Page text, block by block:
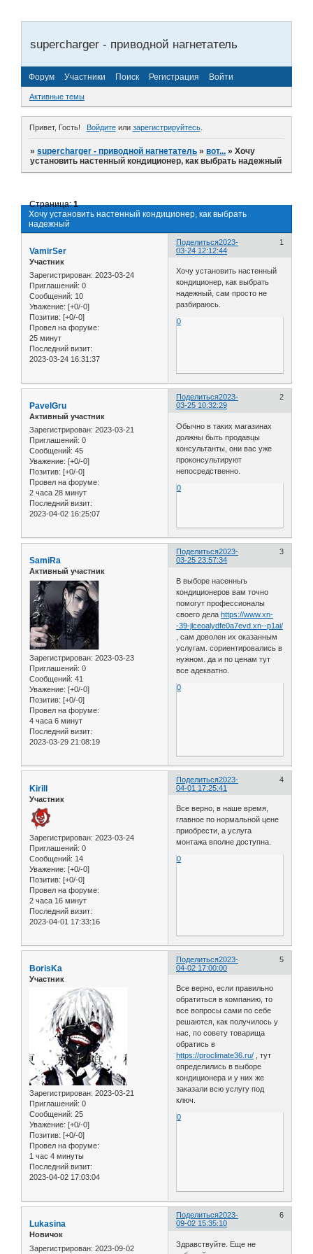
supercharger - приводной нагнетатель
Форум Участники Поиск Регистрация Войти
Активные темы
Привет, Гость! Войдитеили зарегистрируйтесь.
»supercharger - приводной нагнетатель »вот... »Хочу
установить настенный кондиционер, как выбрать надежный
Хочу установить настенный кондиционер, как выбрать
надежный
Страница:1
Поделиться 1
2023-
03-24 12:12:44
VamirSer
Участник
Зарегистрирован: 2023-03-24
Приглашений: 0
Сообщений: 10
Уважение: [+0/-0]
Позитив: [+0/-0]
Провел на форуме:
25 минут
Последний визит:
2023-03-24 16:31:37
Хочу установить настенный
кондиционер, как выбрать
надежный, сам просто не
разбираюсь.
0
Поделиться 2
2023-
03-25 10:32:29
PavelGru
Активный участник
Зарегистрирован: 2023-03-21
Приглашений: 0
Сообщений: 45
Уважение: [+0/-0]
Позитив: [+0/-0]
Провел на форуме:
2 часа 28 минут
Последний визит:
2023-04-02 16:25:07
Обычно в таких магазинах
должны быть продавцы
консультанты, они вас уже
проконсультируют
непосредственно.
0
Поделиться 3
2023-
03-25 23:57:34
SamiRa
Активный участник
Зарегистрирован: 2023-03-23
Приглашений: 0
Сообщений: 41
Уважение: [+0/-0]
Позитив: [+0/-0]
Провел на форуме:
4 часа 6 минут
Последний визит:
2023-03-29 21:08:19
В выборе насенныъ
кондиционеров вам точно
помогут профессионалы
своего делаhttps://www.xn-
-39-jlceoalydfe0a7evd.xn--p1ai/
, сам доволен их оказанным
услугам. сориентировались в
нужном. да и по ценам тут
все адекватно.
0
Поделиться 4
2023-
04-01 17:25:41
Kirill
Участник
Зарегистрирован: 2023-03-24
Приглашений: 0
Сообщений: 14
Уважение: [+0/-0]
Позитив: [+0/-0]
Провел на форуме:
2 часа 16 минут
Последний визит:
2023-04-01 17:33:16
Все верно, в наше время,
главное по нормальной цене
приобрести, а услуга
монтажа вполне доступна.
0
Поделиться 5
2023-
04-02 17:00:00
BorisKa
Участник
Зарегистрирован: 2023-03-21
Приглашений: 0
Сообщений: 25
Уважение: [+0/-0]
Позитив: [+0/-0]
Провел на форуме:
1 час 4 минуты
Последний визит:
2023-04-02 17:03:04
Все верно, если правильно
обратиться в компанию, то
все вопросы сами по себе
решаются, как получилось у
нас, по совету товарища
обратись в
https://proclimate36.ru/ , тут
определились в выборе
кондиционера и у них же
заказали всю услугу под
ключ.
0
Поделиться 6
2023-
09-02 15:35:10
Lukasina
Новичок
Зарегистрирован: 2023-09-02
Здравствуйте. Еще не